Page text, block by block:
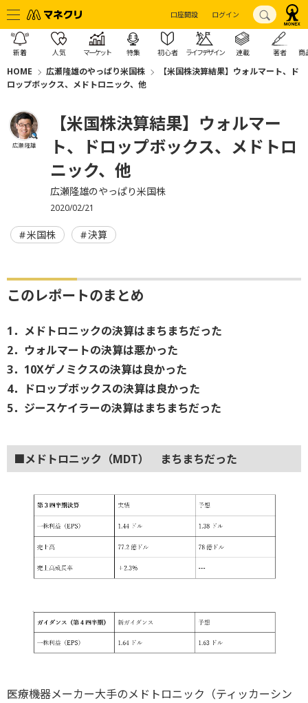
口座開設 ログイン
新着 人気 マーケット 特集 初心者 ライフデザイン 連載 著者 商
HOME 広瀬隆雄のやっぱり米国株
【米国株決算結果】ウォルマート、ド
ロップボックス、メドトロニック、他
広瀬 隆雄
【米国株決算結果】ウォルマー
ト、ドロップボックス、メドトロ
ニック、他
広瀬隆雄のやっぱり米国株
2020/02/21
米国株 決算
このレポートのまとめ
1．メドトロニックの決算はまちまちだった
2．ウォルマートの決算は悪かった
3．10Xゲノミクスの決算は良かった
4．ドロップボックスの決算は良かった
5．ジースケイラーの決算はまちまちだった
■メドトロニック（MDT） まちまちだった
医療機器メーカー大手のメドトロニック（ティッカーシン